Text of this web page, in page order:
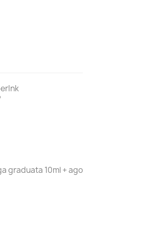
graduata 10ml + ago